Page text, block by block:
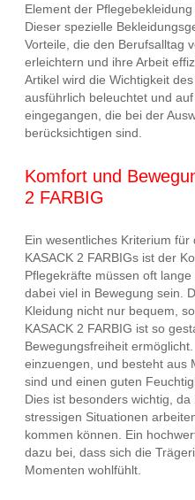
Element der Pflegebekleidung
Dieser spezielle
Vorteile, die den Berufsalltag
erleichtern und ihre Arbeit
Artikel wird die Wichtigkeit
ausführlich beleuchtet und
eingegangen, die bei der
berücksichtigen sind.
Komfort und
2 FARBIG
Ein wesentliches Kriterium für
KASACK 2 FARBIGs ist der
Pflegekräfte müssen oft
dabei viel in Bewegung sein.
Kleidung nicht nur bequem,
KASACK 2 FARBIG ist so
Bewegungsfreiheit
einzuengen, und besteht aus
sind und einen guten
Dies ist besonders wichtig,
stressigen Situationen
kommen können. Ein
dazu bei, dass sich die
Momenten wohlfühlt.